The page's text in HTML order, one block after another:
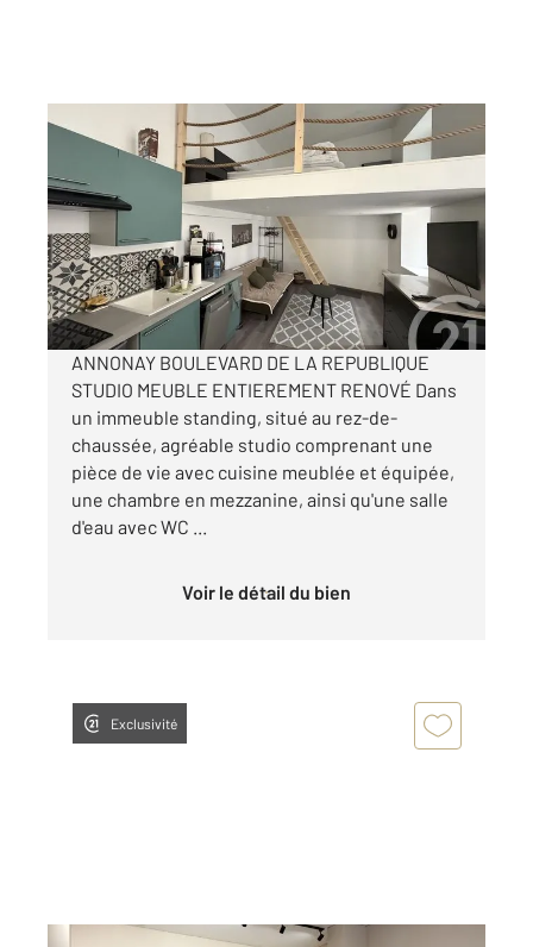
ANNONAY 07
20,24 m2, 2 pièces
Ref : 5253
Appartement T2 à louer
650 €
par mois charges comprises
ANNONAY BOULEVARD DE LA REPUBLIQUE
STUDIO MEUBLE ENTIEREMENT RENOVÉ Dans
un immeuble standing, situé au rez-de-
chaussée, agréable studio comprenant une
pièce de vie avec cuisine meublée et équipée,
une chambre en mezzanine, ainsi qu'une salle
d'eau avec WC ...
Voir le détail du bien
Exclusivité